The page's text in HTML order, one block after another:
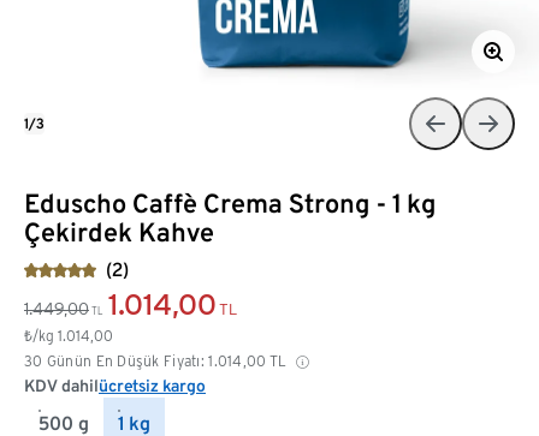
Eduscho Caffè Crema Strong - 1 kg
Çekirdek Kahve
(2)
1.449,00 TL 1.014,00 TL
₺/kg 1.014,00
30 Günün En Düşük Fiyatı: 1.014,00 TL
KDV dahilücretsiz kargo
500 g
1 kg
1/3